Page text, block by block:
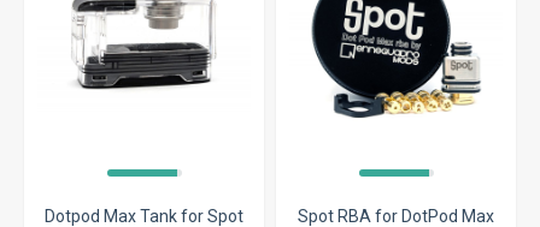
Dotpod Max Tank for Spot
Spot RBA for DotPod Max